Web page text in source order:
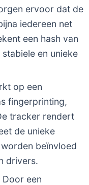
ervoor dat de
iedereen net
een hash van
en unieke
op een
fingerprinting,
tracker rendert
de unieke
beïnvloed
drivers.
Door een